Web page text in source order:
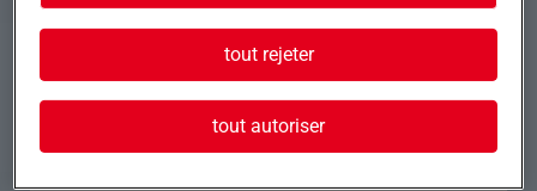
mécanique et expert(e) en programmation de
machines pour rejoindre une équipe innovante.
• Maîtrise des machines de fraisage CN, y
compris 3 à 5 axes
• Compétence en programmation ISO et logiciels
FAO
tout rejeter
tout autoriser